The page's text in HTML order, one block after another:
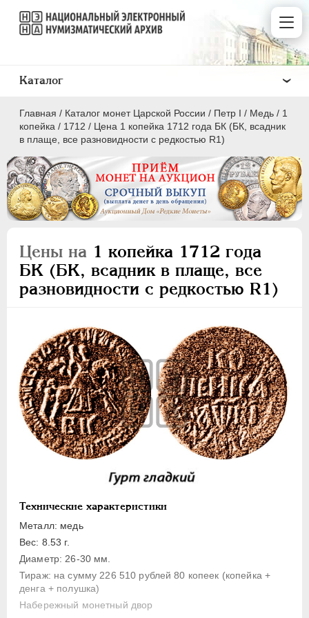
Главная / Каталог монет Царской России / Пeтр I / Медь / 1
копейка / 1712 / Цена 1 копейка 1712 года БК (БК, всадник
в плаще, все разновидности с редкостью R1)
Цены на 1 копейка 1712 года
БК (БК, всадник в плаще, все
разновидности с редкостью R1)
Технические характеристики
Металл: медь
Вес: 8.53 г.
Диаметр: 26-30 мм.
Тираж: на сумму 226 510 рублей 80 копеек (копейка +
денга + полушка)
Набережный монетный двор
Каталог
ПEТР I 1699 - 1725
Серебро
Медь
5 копеек
Полушка
Полполушки
Пробные
Для Речи Посполитой
Монетовидные жетоны
ЕКАТЕРИНА I 1725-1727
1727-1729
АННА ИОАННОВНА 1730-1740
ИОАНН АНТОНОВИЧ
ЕЛИЗАВЕТА
ПЕТР III 1762-1762
ЕКАТЕРИНА II 1762-1796
ПАВЕЛ I
1796-1801